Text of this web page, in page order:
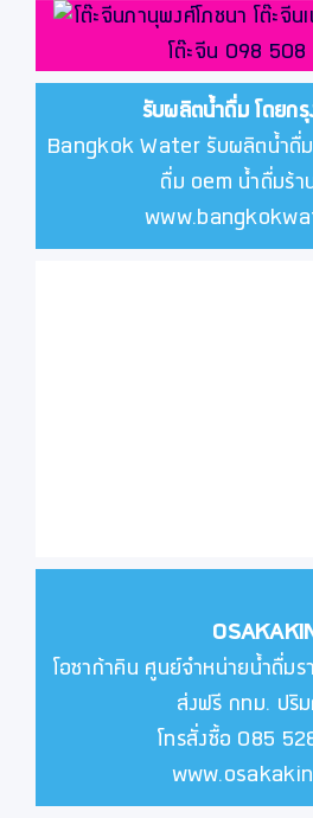
รับผลิตน้ำดื่ม โดยกรุ
Bangkok Water รับผลิตน้ำดื่
ดื่ม oem น้ำดื่มร้า
โอซาก้าคิน ศูนย์จำหน่ายน้ำดื่มร
ส่งฟรี กทม. ปริ
โทรสั่งซื้อ 085